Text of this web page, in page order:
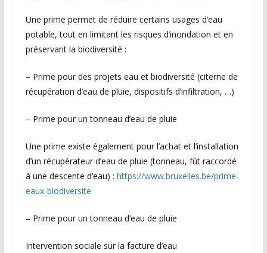
Une prime permet de réduire certains usages d’eau
potable, tout en limitant les risques d’inondation et en
préservant la biodiversité :
– Prime pour des projets eau et biodiversité (citerne de
récupération d’eau de pluie, dispositifs d’infiltration, …)
– Prime pour un tonneau d’eau de pluie
Une prime existe également pour l’achat et l’installation
d’un récupérateur d’eau de pluie (tonneau, fût raccordé
à une descente d’eau) : https://www.bruxelles.be/prime-
eaux-biodiversite
– Prime pour un tonneau d’eau de pluie
Intervention sociale sur la facture d’eau